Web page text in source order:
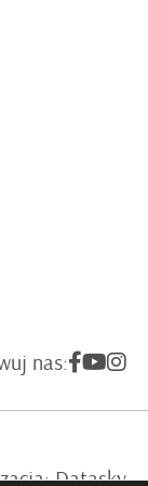
nas:
Datasky